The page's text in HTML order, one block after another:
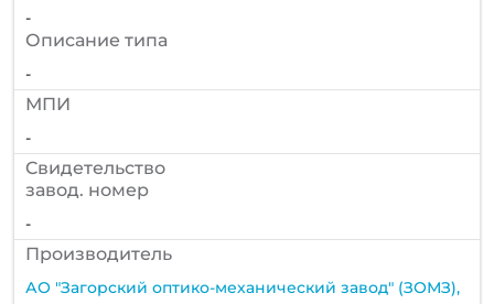
-
Описание типа
-
МПИ
-
Cвидетельство
завод. номер
-
Производитель
АО "Загорский оптико-механический завод" (ЗОМЗ),